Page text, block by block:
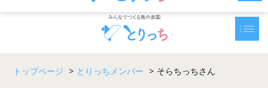
トップページ > とりっちメンバー > そらちっちさん